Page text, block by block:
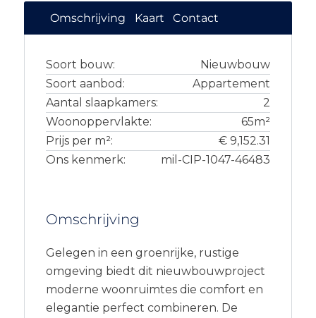
Omschrijving Kaart Contact
Soort bouw:
Nieuwbouw
Soort aanbod:
Appartement
Aantal slaapkamers:
2
Woonoppervlakte:
65m²
Prijs per m²:
€ 9,152.31
Ons kenmerk:
mil-CIP-1047-46483
Omschrijving
Gelegen in een groenrijke, rustige
omgeving biedt dit nieuwbouwproject
moderne woonruimtes die comfort en
elegantie perfect combineren. De